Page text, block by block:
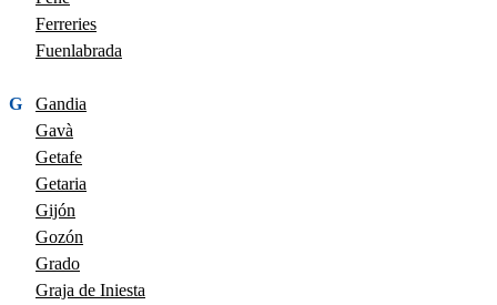
Ferreries
Fuenlabrada
G
Gandia
Gavà
Getafe
Getaria
Gijón
Gozón
Grado
Graja de Iniesta